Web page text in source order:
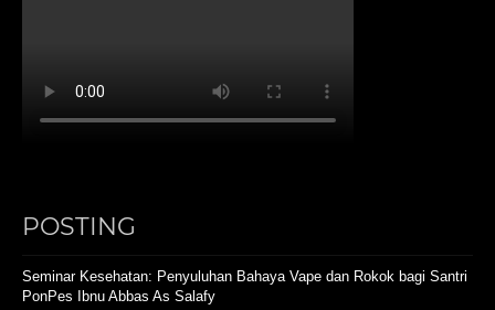
POSTING
Seminar Kesehatan: Penyuluhan Bahaya Vape dan Rokok bagi Santri
PonPes Ibnu Abbas As Salafy